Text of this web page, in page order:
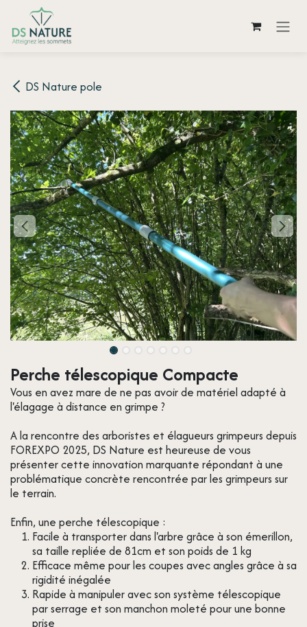
Skip to Content
DS Nature pole
Perche télescopique Compacte
Vous en avez mare de ne pas avoir de matériel adapté à
l'élagage à distance en grimpe ?
A la rencontre des arboristes et élagueurs grimpeurs depuis
FOREXPO 2025, DS Nature est heureuse de vous
présenter cette innovation marquante répondant à une
problématique concrète rencontrée par les grimpeurs sur
le terrain.
Enfin, une perche télescopique :
Facile à transporter dans l'arbre grâce à son émerillon,
sa taille repliée de 81cm et son poids de 1 kg
Efficace même pour les coupes avec angles grâce à sa
rigidité inégalée
Rapide à manipuler avec son système télescopique
par serrage et son manchon moleté pour une bonne
prise